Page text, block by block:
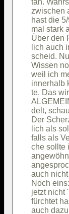
tan.
zwischen
hast die
mal
Über den
lich auch
scheid.
Wissen
weil ich
innerhalb
te. Das
delt,
Der
lich als
falls als
che sollte
auch
Noch
jetzt nicht
fürchtet
auch